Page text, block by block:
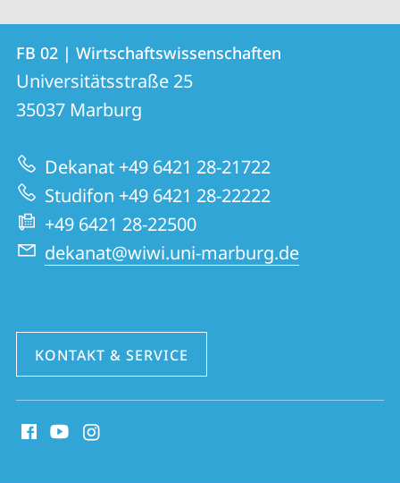
Kontakt
und
Informationen
zur
Website
Kontaktinformationen
FB
02
|
Wirtschaftswissenschaften
FB 02 | Wirtschaftswissenschaften
Universitätsstraße 25
35037 Marburg
Dekanat +49 6421 28-21722
Studifon +49 6421 28-22222
+49 6421 28-22500
dekanat@wiwi.uni-marburg.de
KONTAKT & SERVICE
Media